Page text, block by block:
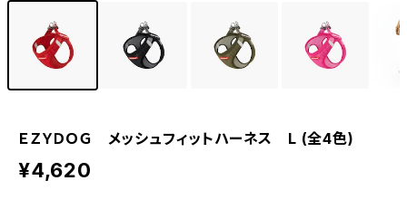
ＥＺＹＤＯＧ メッシュフィットハーネス L (全4色)
¥4,620